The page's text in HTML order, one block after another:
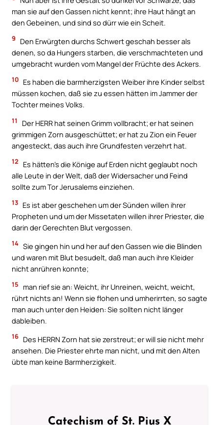
man sie auf den Gassen nicht kennt; ihre Haut hängt an
den Gebeinen, und sind so dürr wie ein Scheit.
9
Den Erwürgten durchs Schwert geschah besser als
denen, so da Hungers starben, die verschmachteten und
umgebracht wurden vom Mangel der Früchte des Ackers.
10 Es haben die barmherzigsten Weiber ihre Kinder selbst
müssen kochen, daß sie zu essen hätten im Jammer der
Tochter meines Volks.
11
Der HERR hat seinen Grimm vollbracht; er hat seinen
grimmigen Zorn ausgeschüttet; er hat zu Zion ein Feuer
angesteckt, das auch ihre Grundfesten verzehrt hat.
12
Es hätten’s die Könige auf Erden nicht geglaubt noch
alle Leute in der Welt, daß der Widersacher und Feind
sollte zum Tor Jerusalems einziehen.
13 Es ist aber geschehen um der Sünden willen ihrer
Propheten und um der Missetaten willen ihrer Priester, die
darin der Gerechten Blut vergossen.
14 Sie gingen hin und her auf den Gassen wie die Blinden
und waren mit Blut besudelt, daß man auch ihre Kleider
nicht anrühren konnte;
15
man rief sie an: Weicht, ihr Unreinen, weicht, weicht,
rührt nichts an! Wenn sie flohen und umherirrten, so sagte
man auch unter den Heiden: Sie sollten nicht länger
dableiben.
16 Des HERRN Zorn hat sie zerstreut; er will sie nicht mehr
ansehen. Die Priester ehrte man nicht, und mit den Alten
übte man keine Barmherzigkeit.
Catechism of St. Pius X